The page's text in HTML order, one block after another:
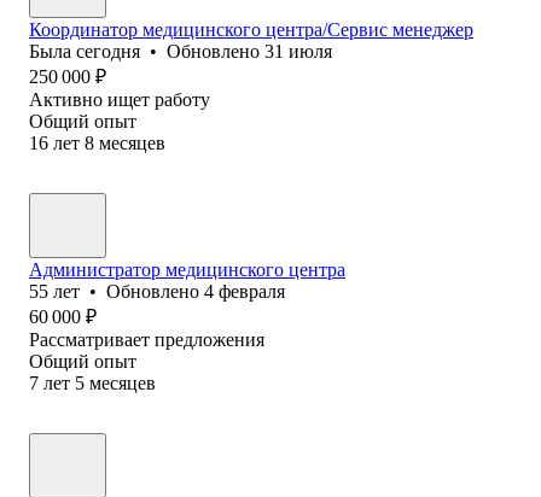
Координатор медицинского центра/Сервис менеджер
Была сегодня • Обновлено 31 июля
250 000 ₽
Активно ищет работу
Общий опыт
16 лет 8 месяцев
Администратор медицинского центра
55 лет • Обновлено 4 февраля
60 000 ₽
Рассматривает предложения
Общий опыт
7 лет 5 месяцев